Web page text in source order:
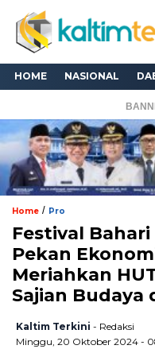
HOME NASIONAL
Home / Pro
Festival
Pekan
Meriahkan
Sajian Budaya
Kaltim Terkini - Redaksi
Minggu, 20 Oktober 2024 -